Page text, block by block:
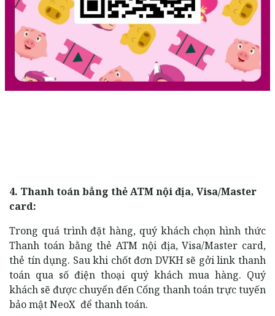
4. Thanh toán bẳng thẻ ATM nội địa, Visa/Master
card:
Trong quá trình đặt hàng, quý khách chọn hình thức
Thanh toán bằng thẻ ATM nội địa, Visa/Master card,
thẻ tín dụng. Sau khi chốt đơn DVKH sẽ gởi link thanh
toán qua số điện thoại quý khách mua hàng. Quý
khách sẽ được chuyển đến Cổng thanh toán trực tuyến
bảo mật NeoX để thanh toán.